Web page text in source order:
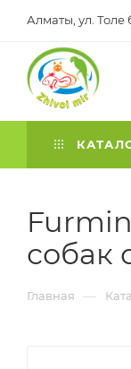
Алматы, ул. Толе
собак
Главная —